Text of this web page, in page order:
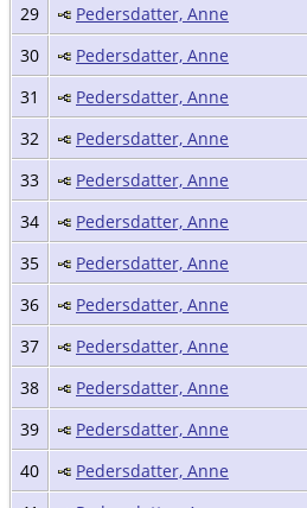
29
Pedersdatter, Anne
30
Pedersdatter, Anne
31
Pedersdatter, Anne
32
Pedersdatter, Anne
33
Pedersdatter, Anne
34
Pedersdatter, Anne
35
Pedersdatter, Anne
36
Pedersdatter, Anne
37
Pedersdatter, Anne
38
Pedersdatter, Anne
39
Pedersdatter, Anne
40
Pedersdatter, Anne